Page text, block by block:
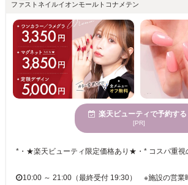
ファストネイルイオンモールトコナメテン
楽天ビューティで予約する
[PR]
10:00 ～ 21:00（最終受付 19:30） ※施設の営業